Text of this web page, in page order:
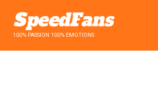
contenu100% PASSION 100% EMOTIONS